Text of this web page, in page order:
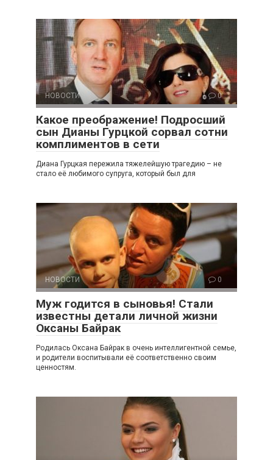
НОВОСТИ 0
Какое преображение! Подросший
сын Дианы Гурцкой сорвал сотни
комплиментов в сети
Диана Гурцкая пережила тяжелейшую трагедию – не
стало её любимого супруга, который был для
НОВОСТИ 0
Муж годится в сыновья! Стали
известны детали личной жизни
Оксаны Байрак
Родилась Оксана Байрак в очень интеллигентной семье,
и родители воспитывали её соответственно своим
ценностям.